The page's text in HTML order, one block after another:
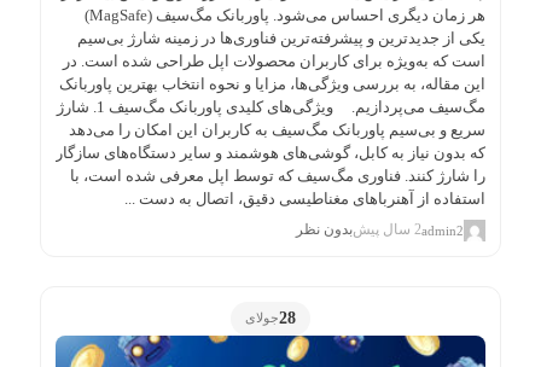
هر زمان دیگری احساس می‌شود. پاوربانک مگ‌سیف (MagSafe)
یکی از جدیدترین و پیشرفته‌ترین فناوری‌ها در زمینه شارژ بی‌سیم
است که به‌ویژه برای کاربران محصولات اپل طراحی شده است. در
این مقاله، به بررسی ویژگی‌ها، مزایا و نحوه انتخاب بهترین پاوربانک
مگ‌سیف می‌پردازیم. ویژگی‌های کلیدی پاوربانک مگ‌سیف 1. شارژ
سریع و بی‌سیم پاوربانک مگ‌سیف به کاربران این امکان را می‌دهد
که بدون نیاز به کابل، گوشی‌های هوشمند و سایر دستگاه‌های سازگار
را شارژ کنند. فناوری مگ‌سیف که توسط اپل معرفی شده است، با
استفاده از آهنرباهای مغناطیسی دقیق، اتصال به دست ...
admin22 سال پیش بدون نظر
28جولای